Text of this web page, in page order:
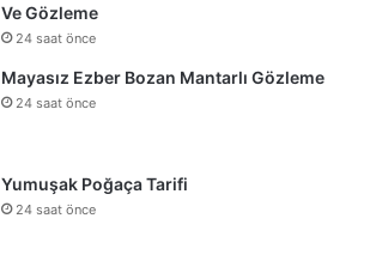
Ve Gözleme
24 saat önce
Mayasız Ezber Bozan Mantarlı Gözleme
24 saat önce
Yumuşak Poğaça Tarifi
24 saat önce